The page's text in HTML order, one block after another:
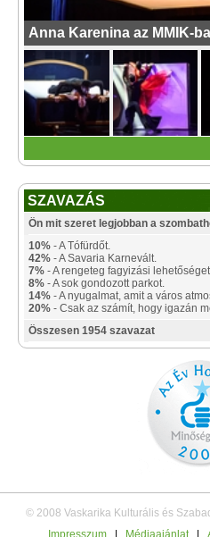
Anna Karenina az MMIK-
SZAVAZÁS
Ön mit szeret legjobban a
10% - A Tófürdőt.
42% - A Savaria Karnevált.
7% - A rengeteg fagyizási
8% - A sok gondozott parkot.
14% - A nyugalmat, amit a város
20% - Csak az számít, hogy igazán
Összesen 1954 szavazat
© 2008 Vaskarika Kulturális és
Impresszum
Médiaajánlat